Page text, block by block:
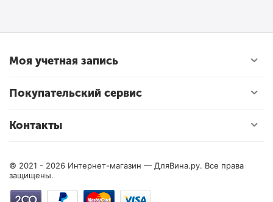
Моя учетная запись
Покупательский сервис
Контакты
© 2021 - 2026 Интернет-магазин — ДляВина.ру. Все права
защищены.